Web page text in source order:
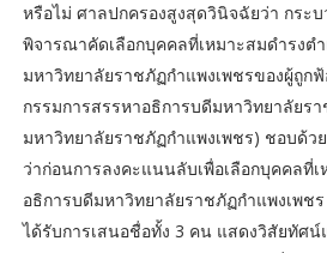
หรือไม่ ศาลปกครองสูงสุดวินิจฉัยว่า กระ
พิจารณาคัดเลือกบุคคลที่เหมาะสมดำรงต
มหาวิทยาลัยราชภัฏกำแพงเพชรของผู้ถูก
กรรมการสรรหาอธิการบดีมหาวิทยาลัยร
มหาวิทยาลัยราชภัฏกำแพงเพชร) ชอบด้ว
ว่าก่อนการลงคะแนนลับเพื่อเลือกบุคคลที่
อธิการบดีมหาวิทยาลัยราชภัฏกำแพงเพช
ได้รับการเสนอชื่อทั้ง 3 คน แสดงวิสัยทัศ